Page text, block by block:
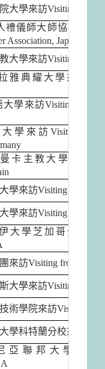
大學來訪Visiting from
禮儀師大師協會來訪
Association, Japan
大學來訪Visiting from
雅典耀大學來訪
學來訪Visiting from
來訪Visiting from
卡主教大學來訪
學來訪Visiting from
學來訪Visiting from
大學芝加哥分校來訪
來訪Visiting from
大學來訪Visiting from
術學院來訪Visiting
學科特蘭分校來訪
聯邦大學來訪